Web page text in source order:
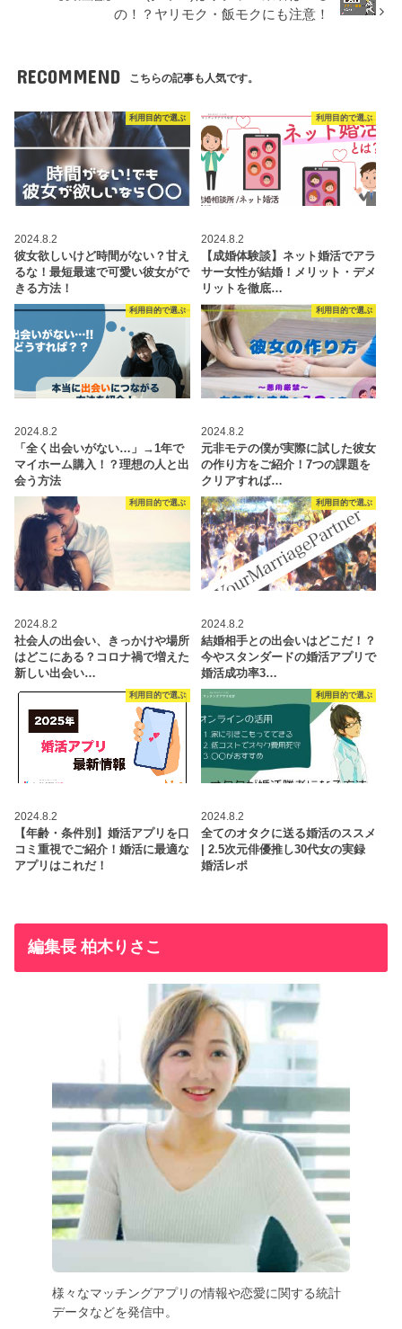
の！？ヤリモク・飯モクにも注意！
RECOMMEND こちらの記事も人気です。
利用目的で選ぶ
2024.8.2
彼女欲しいけど時間がない？甘え
るな！最短最速で可愛い彼女がで
きる方法！
利用目的で選ぶ
2024.8.2
【成婚体験談】ネット婚活でアラ
サー女性が結婚！メリット・デメ
リットを徹底…
利用目的で選ぶ
2024.8.2
「全く出会いがない…」→1年で
マイホーム購入！？理想の人と出
会う方法
利用目的で選ぶ
2024.8.2
元非モテの僕が実際に試した彼女
の作り方をご紹介！7つの課題を
クリアすれば…
利用目的で選ぶ
2024.8.2
社会人の出会い、きっかけや場所
はどこにある？コロナ禍で増えた
新しい出会い…
利用目的で選ぶ
2024.8.2
結婚相手との出会いはどこだ！？
今やスタンダードの婚活アプリで
婚活成功率3…
利用目的で選ぶ
2024.8.2
【年齢・条件別】婚活アプリを口
コミ重視でご紹介！婚活に最適な
アプリはこれだ！
利用目的で選ぶ
2024.8.2
全てのオタクに送る婚活のススメ
| 2.5次元俳優推し30代女の実録
婚活レポ
編集長 柏木りさこ
様々なマッチングアプリの情報や恋愛に関する統計
データなどを発信中。